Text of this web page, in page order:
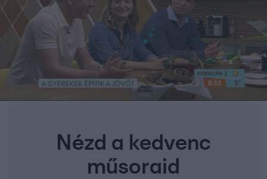
Nézd a kedvenc
műsoraid